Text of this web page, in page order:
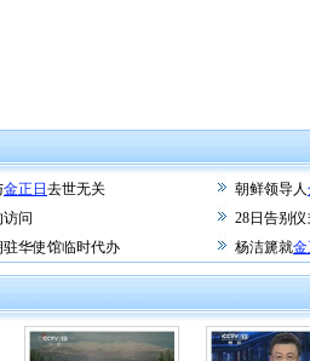
金正日 去世无关 朝鲜领导人
问
28日告别
华使馆临时代办 杨洁篪就